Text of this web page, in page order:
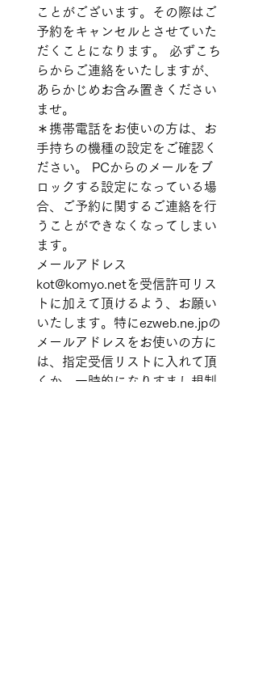
ことがございます。その際はご
予約をキャンセルとさせていた
だくことになります。 必ずこち
らからご連絡をいたしますが、
あらかじめお含み置きください
ませ。
＊携帯電話をお使いの方は、お
手持ちの機種の設定をご確認く
ださい。 PCからのメールをブ
ロックする設定になっている場
合、ご予約に関するご連絡を行
うことができなくなってしまい
ます。
メールアドレス
kot@komyo.netを受信許可リス
トに加えて頂けるよう、お願い
いたします。特にezweb.ne.jpの
メールアドレスをお使いの方に
は、指定受信リストに入れて頂
くか、一時的になりすまし規制